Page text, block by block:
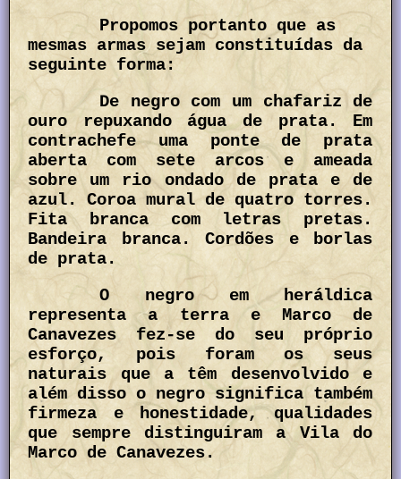
Propomos portanto que as
mesmas armas sejam constituídas da
seguinte forma:
De negro com um chafariz de
ouro repuxando água de prata. Em
contrachefe uma ponte de prata
aberta com sete arcos e ameada
sobre um rio ondado de prata e de
azul. Coroa mural de quatro torres.
Fita branca com letras pretas.
Bandeira branca. Cordões e borlas
de prata.
O negro em heráldica
representa a terra e Marco de
Canavezes fez-se do seu próprio
esforço, pois foram os seus
naturais que a têm desenvolvido e
além disso o negro significa também
firmeza e honestidade, qualidades
que sempre distinguiram a Vila do
Marco de Canavezes.